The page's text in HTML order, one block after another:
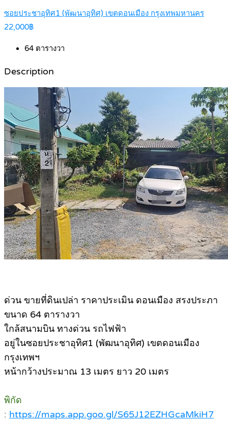
ซอยประชาอุทิศ1 (พัฒนาอุทิศ) เขตดอนเมือง กรุงเทพมหานคร
22,000฿
64 ตารางวา
Description
ด่วน ขายที่ดินเปล่า ราคาประเมิน ดอนเมือง สรงประภา
ขนาด 64 ตารางวา
ใกล้สนามบิน ทางด่วน รถไฟฟ้า
อยู่ในซอยประชาอุทิศ1 (พัฒนาอุทิศ) เขตดอนเมือง
กรุงเทพฯ
หน้ากว้างประมาณ 13 เมตร ยาว 20 เมตร
พิกัด
: https://maps.app.goo.gl/S65J12EZHGcaMkiH7